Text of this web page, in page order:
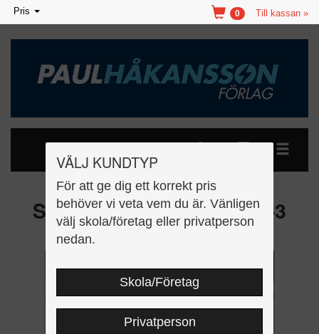
VÄLJ KUNDTYP
För att ge dig ett korrekt pris
behöver vi veta vem du är. Vänligen
välj skola/företag eller privatperson
nedan.
Skola/Företag
Privatperson
Toggle
navigation
Pris Till kassan »
0
Säkerhetssystem, nivå 2-3
Faktabok